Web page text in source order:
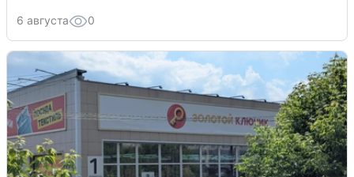
6 августа 0